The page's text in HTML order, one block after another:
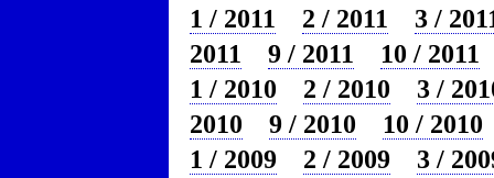
1 / 2011
2 / 2011
3 /
2011
9 / 2011
10 / 2011
1 / 2010
2 / 2010
3 /
2010
9 / 2010
10 / 2010
1 / 2009
2 / 2009
3 /